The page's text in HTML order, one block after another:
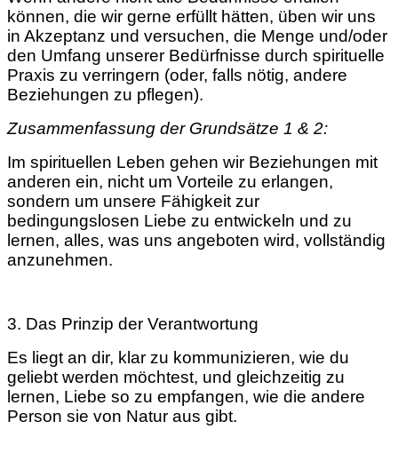
können, die wir gerne erfüllt hätten, üben wir uns
in Akzeptanz und versuchen, die Menge und/oder
den Umfang unserer Bedürfnisse durch spirituelle
Praxis zu verringern (oder, falls nötig, andere
Beziehungen zu pflegen).
Zusammenfassung der Grundsätze 1 & 2:
Im spirituellen Leben gehen wir Beziehungen mit
anderen ein, nicht um Vorteile zu erlangen,
sondern um unsere Fähigkeit zur
bedingungslosen Liebe zu entwickeln und zu
lernen, alles, was uns angeboten wird, vollständig
anzunehmen.
3. Das Prinzip der Verantwortung
Es liegt an dir, klar zu kommunizieren, wie du
geliebt werden möchtest, und gleichzeitig zu
lernen, Liebe so zu empfangen, wie die andere
Person sie von Natur aus gibt.